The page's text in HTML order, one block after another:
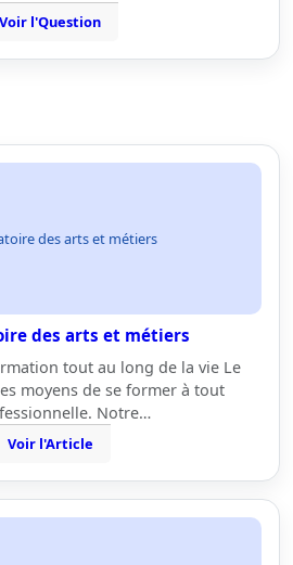
Voir l'Question
des arts et métiers
des arts et métiers
tout au long de la vie Le
moyens de se former à tout
Notre…
Voir l'Article